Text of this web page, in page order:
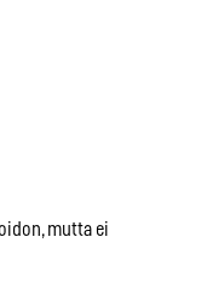
mutta ei